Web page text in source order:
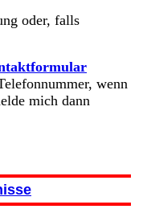
oder, falls
wenn
mich dann